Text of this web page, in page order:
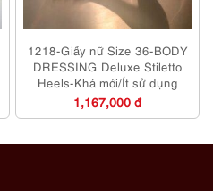
1218-Giầy nữ Size 36-BODY
DRESSING Deluxe Stiletto
Heels-Khá mới/Ít sử dụng
1,167,000 đ